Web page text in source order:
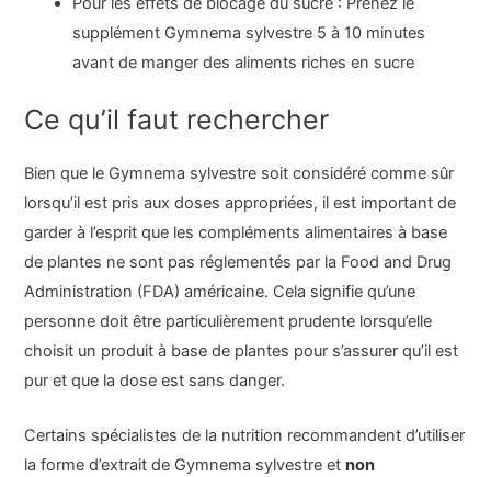
supplément Gymnema sylvestre 5 à 10 minutes
avant de manger des aliments riches en sucre
Ce qu’il faut rechercher
Bien que le Gymnema sylvestre soit considéré comme sûr
lorsqu’il est pris aux doses appropriées, il est important de
garder à l’esprit que les compléments alimentaires à base
de plantes ne sont pas réglementés par la Food and Drug
Administration (FDA) américaine. Cela signifie qu’une
personne doit être particulièrement prudente lorsqu’elle
choisit un produit à base de plantes pour s’assurer qu’il est
pur et que la dose est sans danger.
Certains spécialistes de la nutrition recommandent d’utiliser
la forme d’extrait de Gymnema sylvestre etnon